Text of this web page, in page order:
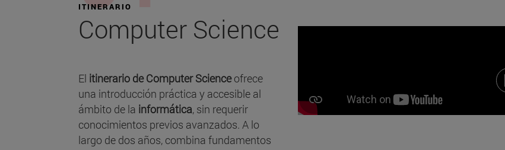
ITINERARIO
Computer Science
El itinerario de Computer Scienceofrece
una introducción práctica y accesible al
ámbito de la informática, sin requerir
conocimientos previos avanzados. A lo
largo de dos años, combina fundamentos